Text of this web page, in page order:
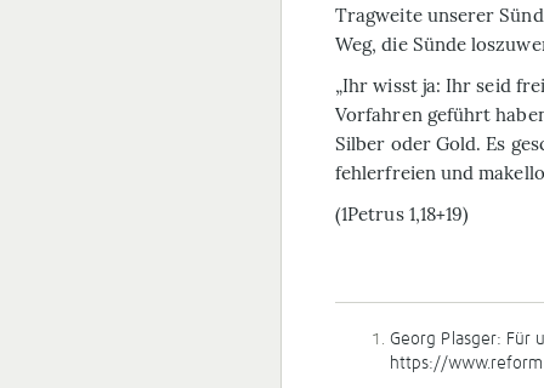
Tragweite unserer
Weg, die Sünde
„Ihr wisst ja: Ihr seid
Vorfahren geführt
Silber oder Gold. Es
fehlerfreien und
(1Petrus 1,18+19)
Georg Plasger: Für
https://